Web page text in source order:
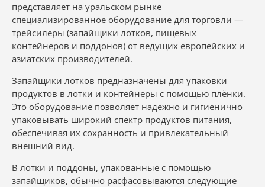
представляет на уральском рынке
специализированное оборудование для торговли —
трейсилеры (запайщики лотков, пищевых
контейнеров и поддонов) от ведущих европейских и
азиатских производителей.
Запайщики лотков предназначены для упаковки
продуктов в лотки и контейнеры с помощью плёнки.
Это оборудование позволяет надежно и гигиенично
упаковывать широкий спектр продуктов питания,
обеспечивая их сохранность и привлекательный
внешний вид.
В лотки и поддоны, упакованные с помощью
запайщиков, обычно расфасовываются следующие